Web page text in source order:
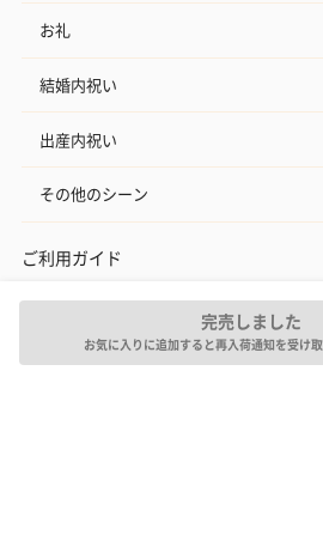
完売しました
お気に入りに追加すると再入荷通知を受け
お礼
結婚内祝い
出産内祝い
その他のシーン
ご利用ガイド